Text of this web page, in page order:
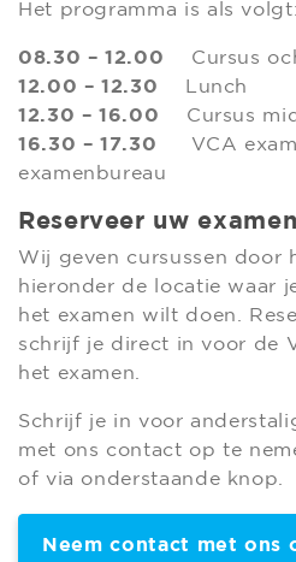
Het programma is als volgt:
08.30 – 12.00 Cursus
12.00 – 12.30 Lunch
12.30 – 16.00 Cursus
16.30 – 17.30 VCA
examenbureau
Reserveer uw
Wij geven cursussen door
hieronder de locatie waar
het examen wilt doen.
schrijf je direct in voor de
het examen.
Schrijf je in voor
met ons contact op te
of via onderstaande knop.
Neem contact met ons